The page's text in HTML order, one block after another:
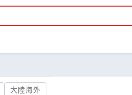
大陸海外